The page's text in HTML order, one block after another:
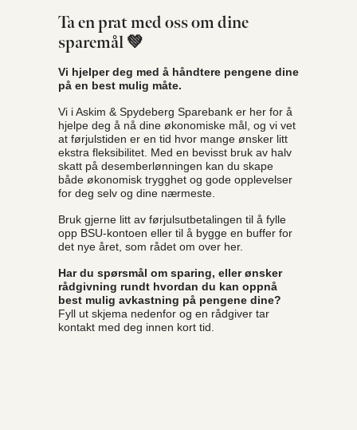
Ta en prat med oss om dine
sparemål 💚
Vi hjelper deg med å håndtere pengene dine
på en best mulig måte.
Vi i Askim & Spydeberg Sparebank er her for å
hjelpe deg å nå dine økonomiske mål, og vi vet
at førjulstiden er en tid hvor mange ønsker litt
ekstra fleksibilitet. Med en bevisst bruk av halv
skatt på desemberlønningen kan du skape
både økonomisk trygghet og gode opplevelser
for deg selv og dine nærmeste.
Bruk gjerne litt av førjulsutbetalingen til å fylle
opp BSU-kontoen eller til å bygge en buffer for
det nye året, som rådet om over her.
Har du spørsmål om sparing, eller ønsker
rådgivning rundt hvordan du kan oppnå
best mulig avkastning på pengene dine?
Fyll ut skjema nedenfor og en rådgiver tar
kontakt med deg innen kort tid.